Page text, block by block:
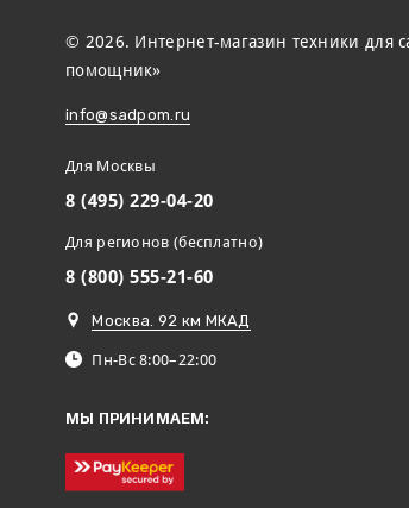
© 2026. Интернет-магазин техники для
помощник»
info@sadpom.ru
Для Москвы
8 (495) 229-04-20
Для регионов (бесплатно)
8 (800) 555-21-60
Москва. 92 км МКАД
Пн-Вс 8:00–22:00
МЫ ПРИНИМАЕМ: